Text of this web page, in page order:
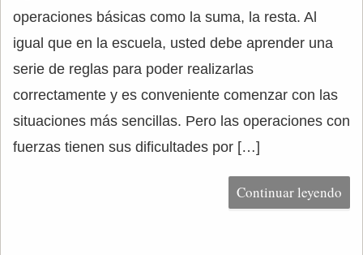
operaciones básicas como la suma, la resta. Al
igual que en la escuela, usted debe aprender una
serie de reglas para poder realizarlas
correctamente y es conveniente comenzar con las
situaciones más sencillas. Pero las operaciones con
fuerzas tienen sus dificultades por […]
Continuar leyendo